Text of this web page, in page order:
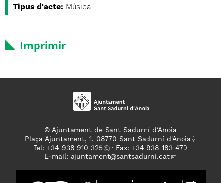
Tipus d'acte: Música
Imprimir
© Ajuntament de Sant Sadurní d'Anoia
Plaça Ajuntament, 1. 08770 Sant Sadurní d'Anoia
Tel: +34 938 910 325
· Fax: +34 938 183 470
E-mail: ajuntament@santsadurni.cat